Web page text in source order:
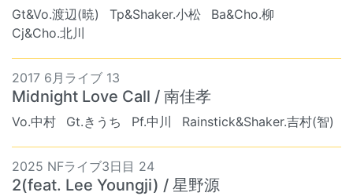
Gt&Vo.渡辺(暁) Tp&Shaker.小松
Ba&Cho.柳
Cj&Cho.北川
2017 6月ライブ 13
Midnight Love Call / 南佳孝
Vo.中村 Gt.きうち Pf.中川 Rainstick&Shaker.吉村(智)
2025 NFライブ3日目 24
2(feat. Lee Youngji) / 星野源